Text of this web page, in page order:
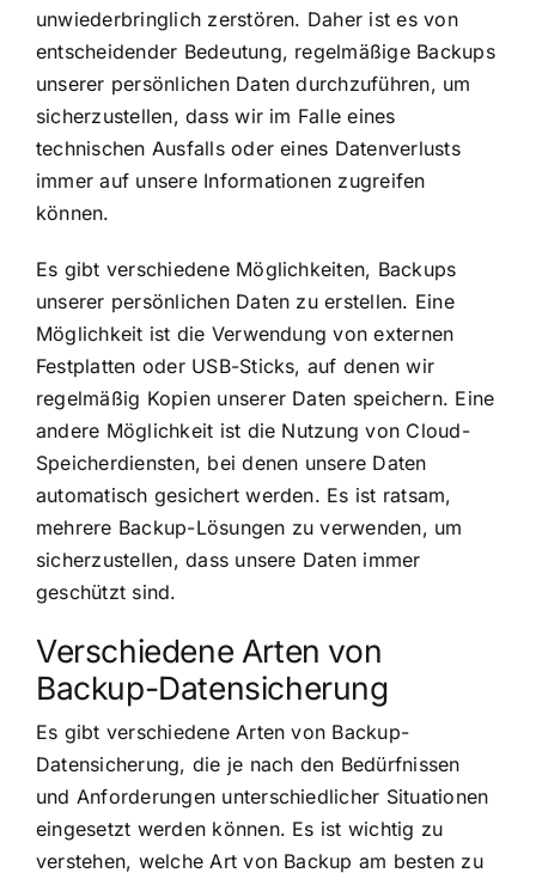
unwiederbringlich zerstören. Daher ist es von
entscheidender Bedeutung, regelmäßige Backups
unserer persönlichen Daten durchzuführen, um
sicherzustellen, dass wir im Falle eines
technischen Ausfalls oder eines Datenverlusts
immer auf unsere Informationen zugreifen
können.
Es gibt verschiedene Möglichkeiten, Backups
unserer persönlichen Daten zu erstellen. Eine
Möglichkeit ist die Verwendung von externen
Festplatten oder USB-Sticks, auf denen wir
regelmäßig Kopien unserer Daten speichern. Eine
andere Möglichkeit ist die Nutzung von Cloud-
Speicherdiensten, bei denen unsere Daten
automatisch gesichert werden. Es ist ratsam,
mehrere Backup-Lösungen zu verwenden, um
sicherzustellen, dass unsere Daten immer
geschützt sind.
Verschiedene Arten von
Backup-Datensicherung
Es gibt verschiedene Arten von Backup-
Datensicherung, die je nach den Bedürfnissen
und Anforderungen unterschiedlicher Situationen
eingesetzt werden können. Es ist wichtig zu
verstehen, welche Art von Backup am besten zu